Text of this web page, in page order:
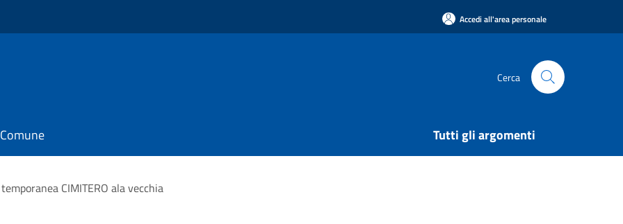
Accedi all'area personale
Cerca
Tutti gli argomenti
CIMITERO ala vecchia